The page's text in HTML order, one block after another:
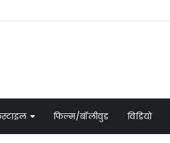
फिल्म/बॉलीवुड विडियो